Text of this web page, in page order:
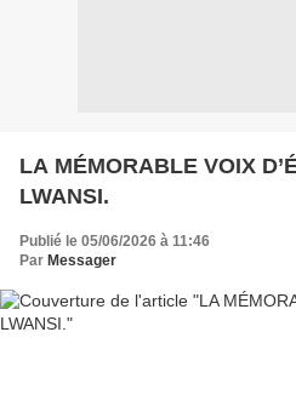
LA MÉMORABLE VOIX
LWANSI.
Publié le 05/06/2026 à 11:46
Par Messager